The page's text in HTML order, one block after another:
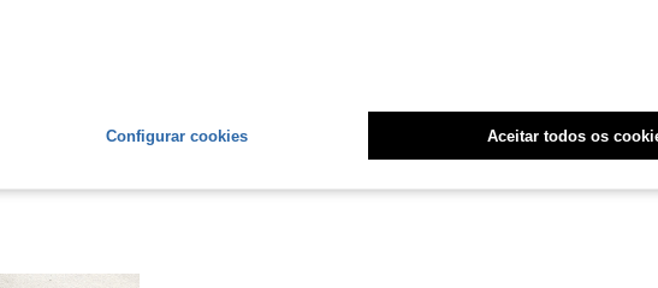
Configurar cookies Aceitar todos os